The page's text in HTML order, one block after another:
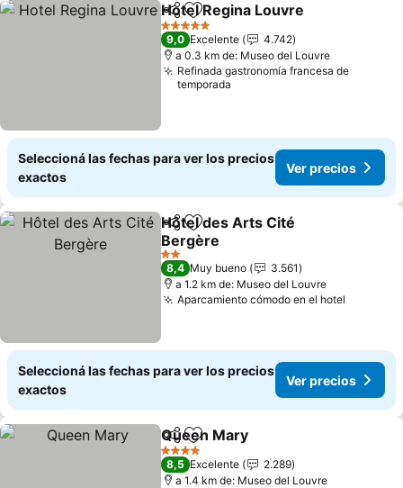
CompartirAñadir a favoritos
Hotel Regina Louvre
5 Estrellas
9,0 Excelente
4.742
a 0.3 km de: Museo del Louvre
Refinada gastronomía francesa de
temporada
Seleccioná las fechas para ver los precios
exactos
Ver precios
CompartirAñadir a favoritos
Hôtel des Arts Cité
Bergère
Ver precios
2 Estrellas
8,4 Muy bueno
3.561
a 1.2 km de: Museo del Louvre
Aparcamiento cómodo en el hotel
Seleccioná las fechas para ver los precios
exactos
Ver precios
CompartirAñadir a favoritos
Queen Mary
4 Estrellas
8,5 Excelente
2.289
a 1.4 km de: Museo del Louvre